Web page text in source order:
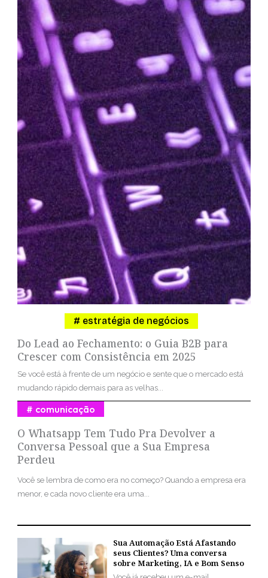
Do Lead ao Fechamento: o Guia B2B para
Crescer com Consistência em 2025
estratégia de negócios
Se você está à frente de um negócio e sente que o mercado está
mudando rápido demais para as velhas...
O Whatsapp Tem Tudo Pra Devolver a
Conversa Pessoal que a Sua Empresa
Perdeu
comunicação
Você se lembra de como era no começo? Quando a empresa era
menor, e cada novo cliente era uma...
Sua Automação Está Afastando
seus Clientes? Uma conversa
sobre Marketing, IA e Bom Senso